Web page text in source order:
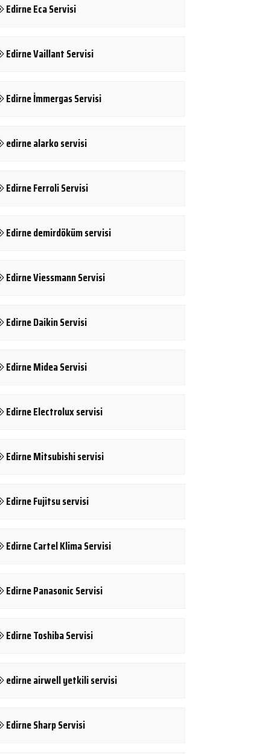
Edirne Eca Servisi
Edirne Vaillant Servisi
Edirne İmmergas Servisi
edirne alarko servisi
Edirne Ferroli Servisi
Edirne demirdöküm servisi
Edirne Viessmann Servisi
Edirne Daikin Servisi
Edirne Midea Servisi
Edirne Electrolux servisi
Edirne Mitsubishi servisi
Edirne Fujitsu servisi
Edirne Cartel Klima Servisi
Edirne Panasonic Servisi
Edirne Toshiba Servisi
edirne airwell yetkili servisi
Edirne Sharp Servisi